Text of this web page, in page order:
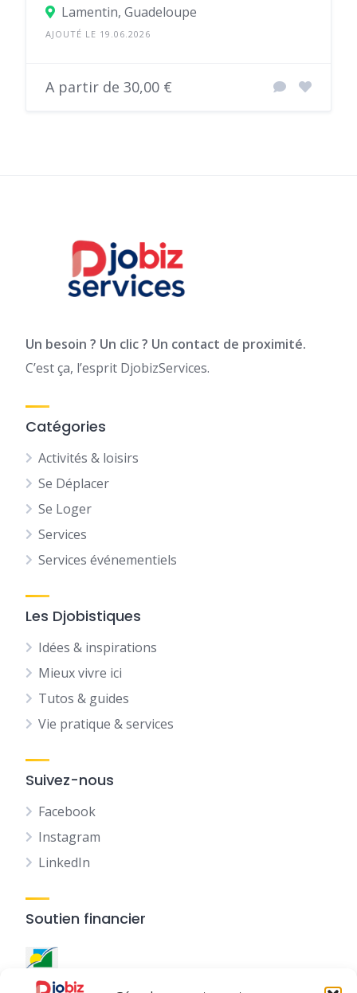
Lamentin, Guadeloupe
AJOUTÉ LE 19.06.2026
A partir de 30,00 €
Un besoin ? Un clic ? Un contact de proximité.
C’est ça, l’esprit DjobizServices.
Catégories
Activités & loisirs
Se Déplacer
Se Loger
Services
Services événementiels
Les Djobistiques
Idées & inspirations
Mieux vivre ici
Tutos & guides
Vie pratique & services
Suivez-nous
Facebook
Instagram
LinkedIn
Soutien financier